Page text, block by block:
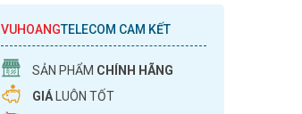
VUHOANGTELECOM CAM KẾT
SẢN PHẨM CHÍNH HÃNG
GIÁ LUÔN TỐT